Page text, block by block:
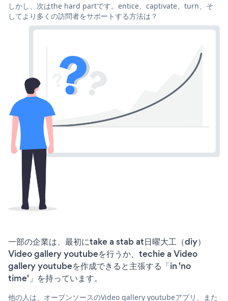
しかし、次はthe hard partです。entice、captivate、turn、そ
してより多くの訪問者をサポートする方法は？
一部の企業は、最初にtake a stab at日曜大工（diy）
Video gallery youtubeを行うか、techie a Video
gallery youtubeを作成できると主張する「in 'no
time'」を持っています。
他の人は、オープンソースのVideo gallery youtubeアプリ、また